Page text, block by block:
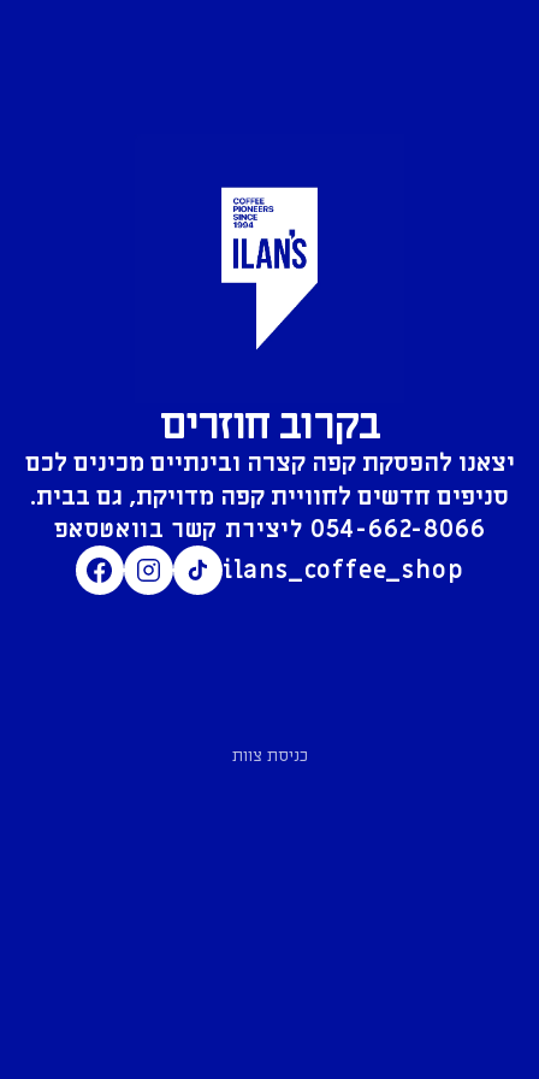
בקרוב חוזרים
יצאנו להפסקת קפה קצרה ובינתיים מכינים לכם
סניפים חדשים לחוויית קפה מדויקת, גם בבית.
054-662-8066
ilans_coffee_shop
כניסת צוות